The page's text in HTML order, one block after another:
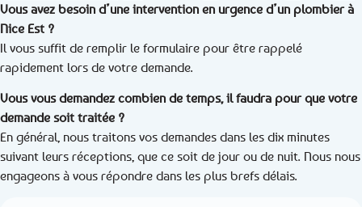
Vous avez besoin d’une intervention en urgence d’un plombier à
Nice Est ?
Il vous suffit de remplir le formulaire pour être rappelé
rapidement lors de votre demande.
Vous vous demandez combien de temps, il faudra pour que votre
demande soit traitée ?
En général, nous traitons vos demandes dans les dix minutes
suivant leurs réceptions, que ce soit de jour ou de nuit. Nous nous
engageons à vous répondre dans les plus brefs délais.